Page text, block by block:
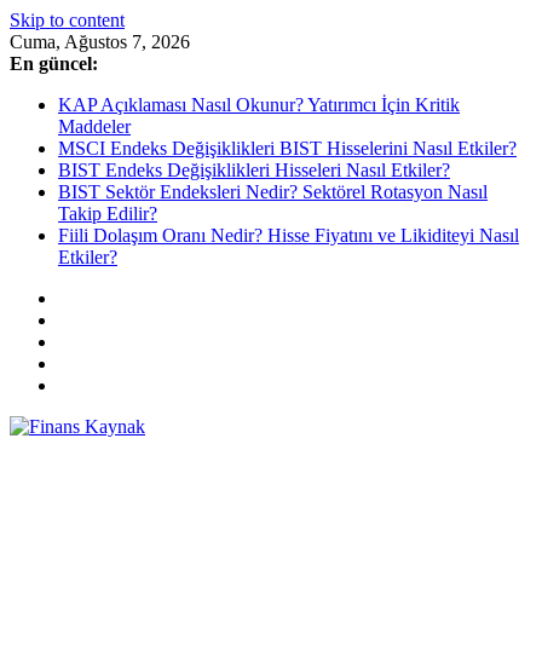
Skip to content
Cuma, Ağustos 7, 2026
En güncel:
KAP Açıklaması Nasıl Okunur? Yatırımcı İçin Kritik
Maddeler
MSCI Endeks Değişiklikleri BIST Hisselerini Nasıl Etkiler?
BIST Endeks Değişiklikleri Hisseleri Nasıl Etkiler?
BIST Sektör Endeksleri Nedir? Sektörel Rotasyon Nasıl
Takip Edilir?
Fiili Dolaşım Oranı Nedir? Hisse Fiyatını ve Likiditeyi Nasıl
Etkiler?